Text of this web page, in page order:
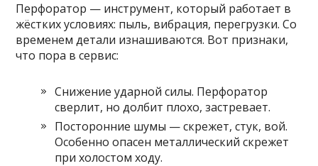
Перфоратор — инструмент, который работает в
жёстких условиях: пыль, вибрация, перегрузки. Со
временем детали изнашиваются. Вот признаки,
что пора в сервис:
Снижение ударной силы. Перфоратор
сверлит, но долбит плохо, застревает.
Посторонние шумы — скрежет, стук, вой.
Особенно опасен металлический скрежет
при холостом ходу.